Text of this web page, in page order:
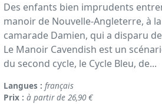
Des enfants bien imprudents
manoir de Nouvelle-Angleterre, à
camarade Damien, qui a disparu
Le Manoir Cavendish est un
du second cycle, le Cycle Bleu, de...
Langues : français
Prix : à partir de 26,90 €